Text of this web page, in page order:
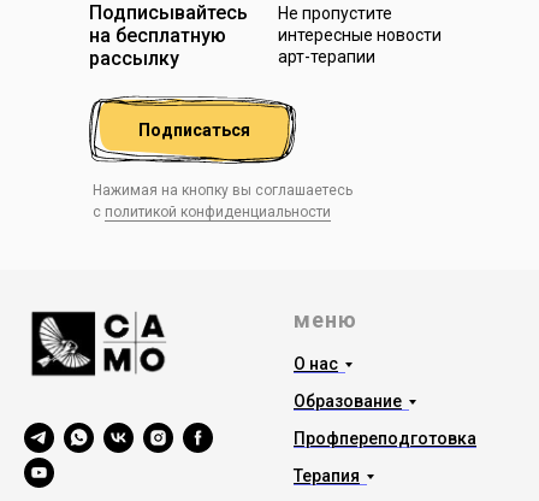
Подписывайтесь
на бесплатную
рассылку
Не пропустите
интересные новости
арт-терапии
Нажимая на кнопку вы соглашаетесь
с политикой конфиденциальности
Подписаться
меню
О нас
Образование
Профпереподготовка
Терапия